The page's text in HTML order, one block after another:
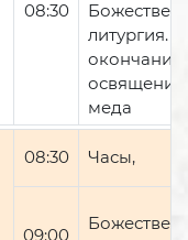
08:30
литургия.
окончании
освящение
меда
08:30 Часы,
09:00